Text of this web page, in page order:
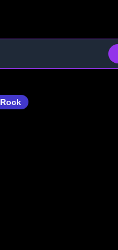
Rock